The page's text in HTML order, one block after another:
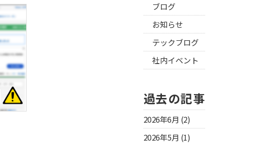
ブログ
お知らせ
テックブログ
社内イベント
過去の記事
2026年6月 (2)
2026年5月 (1)